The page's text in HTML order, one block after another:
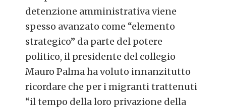
detenzione amministrativa viene
spesso avanzato come “elemento
strategico” da parte del potere
politico, il presidente del collegio
Mauro Palma ha voluto innanzitutto
ricordare che per i migranti trattenuti
“il tempo della loro privazione della